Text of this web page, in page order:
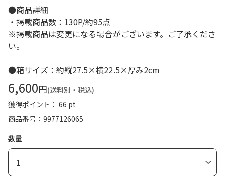
●商品詳細
・掲載商品数：130P/約95点
※掲載商品は変更になる場合がございます。ご了承くださ
い。
●箱サイズ：約縦27.5×横22.5×厚み2cm
6,600円(送料別・税込)
獲得ポイント： 66 pt
商品番号
9977126065
数量
1